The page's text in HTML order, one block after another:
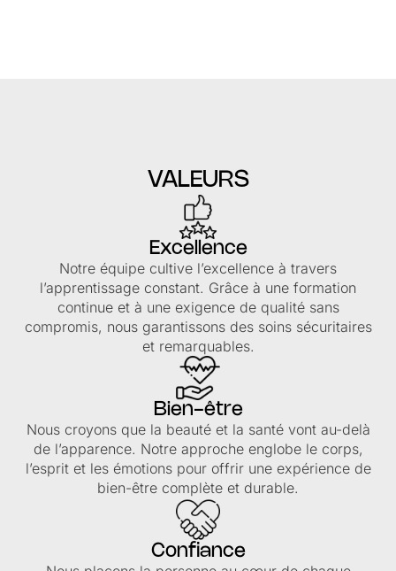
VALEURS
Excellence
Notre équipe cultive l’excellence à travers
l’apprentissage constant. Grâce à une formation
continue et à une exigence de qualité sans
compromis, nous garantissons des soins sécuritaires
et remarquables.
Bien-être
Nous croyons que la beauté et la santé vont au-delà
de l’apparence. Notre approche englobe le corps,
l’esprit et les émotions pour offrir une expérience de
bien-être complète et durable.
Confiance